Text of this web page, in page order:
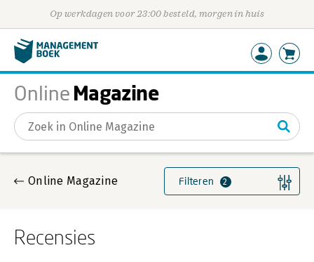
Op werkdagen voor 23:00 besteld, morgen in huis
Online Magazine
Gevonden artikelen
Online Magazine Filteren 2
Recensies